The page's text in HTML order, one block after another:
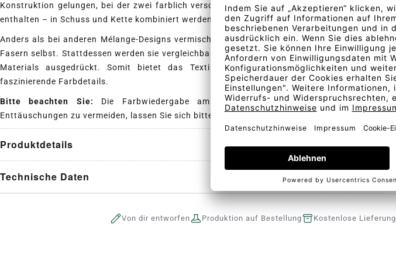
Konstruktion gelungen, bei der zwei farblich verschiedene Garne – die jeweils zwei Farben
enthalten – in Schuss und Kette kombiniert werden.
Anders als bei anderen Mélange-Designs vermischen sich bei Atlas die Farben nicht in den
Fasern selbst. Stattdessen werden sie vergleichbar mit einem Muster durch die Struktur des
Materials ausgedrückt. Somit bietet das Textil eine unglaubliche Farbintensität und
faszinierende Farbdetails.
Bitte beachten Sie:
Die Farbwiedergabe am Bildschirm ist nie ganz exakt. Um
Enttäuschungen zu vermeiden, lassen Sie sich bitte vorab ein Stoffmuster zukommen.
Produktdetails
Technische Daten
Von dir entworfen Produktion auf Bestellung Kostenlose Lieferung